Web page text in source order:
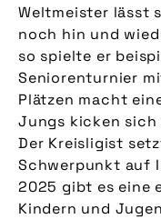
Weltmeister lässt
noch hin und
so spielte er
Seniorenturnier
Plätzen macht
Jungs kicken sich
Der Kreisligist
Schwerpunkt auf
2025 gibt es eine
Kindern und